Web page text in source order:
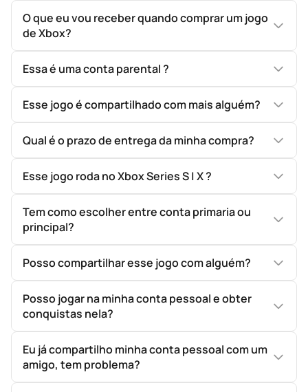
O que eu vou receber quando comprar um jogo
de Xbox?
Essa é uma conta parental ?
Esse jogo é compartilhado com mais alguém?
Qual é o prazo de entrega da minha compra?
Esse jogo roda no Xbox Series S | X ?
Tem como escolher entre conta primaria ou
principal?
Posso compartilhar esse jogo com alguém?
Posso jogar na minha conta pessoal e obter
conquistas nela?
Eu já compartilho minha conta pessoal com um
amigo, tem problema?